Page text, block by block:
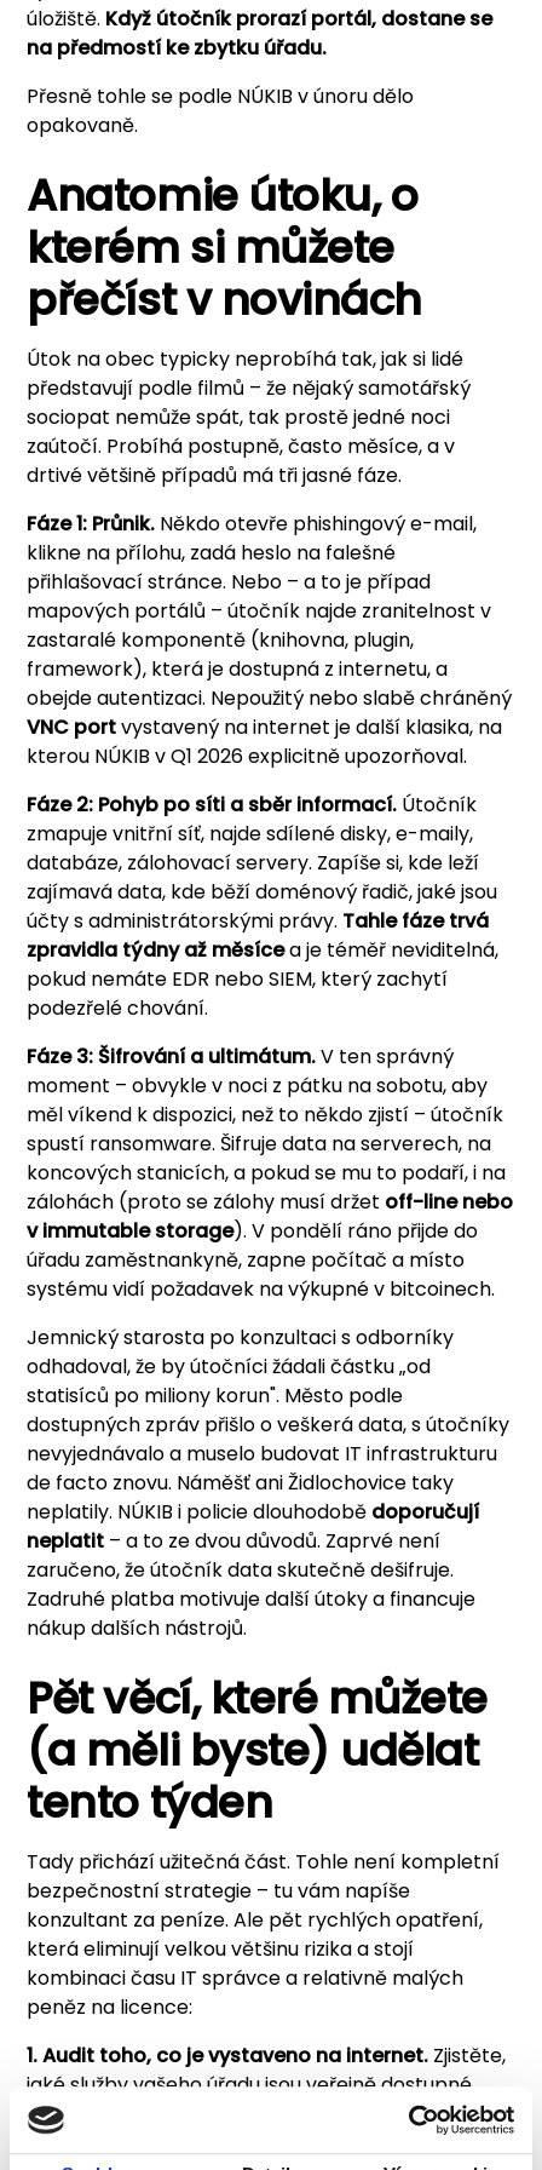
úložiště. Když útočník prorazí portál, dostane se
na předmostí ke zbytku úřadu.
Přesně tohle se podle NÚKIB v únoru dělo
opakovaně.
Anatomie útoku, o
kterém si můžete
přečíst v novinách
Útok na obec typicky neprobíhá tak, jak si lidé
představují podle filmů – že nějaký samotářský
sociopat nemůže spát, tak prostě jedné noci
zaútočí. Probíhá postupně, často měsíce, a v
drtivé většině případů má tři jasné fáze.
Fáze 1: Průnik. Někdo otevře phishingový e-mail,
klikne na přílohu, zadá heslo na falešné
přihlašovací stránce. Nebo – a to je případ
mapových portálů – útočník najde zranitelnost v
zastaralé komponentě (knihovna, plugin,
framework), která je dostupná z internetu, a
obejde autentizaci. Nepoužitý nebo slabě chráněný
VNC portvystavený na internet je další klasika, na
kterou NÚKIB v Q1 2026 explicitně upozorňoval.
Fáze 2: Pohyb po síti a sběr informací. Útočník
zmapuje vnitřní síť, najde sdílené disky, e-maily,
databáze, zálohovací servery. Zapíše si, kde leží
zajímavá data, kde běží doménový řadič, jaké jsou
účty s administrátorskými právy. Tahle fáze trvá
zpravidla týdny až měsícea je téměř neviditelná,
pokud nemáte EDR nebo SIEM, který zachytí
podezřelé chování.
Fáze 3: Šifrování a ultimátum.V ten správný
moment – obvykle v noci z pátku na sobotu, aby
měl víkend k dispozici, než to někdo zjistí – útočník
spustí ransomware. Šifruje data na serverech, na
koncových stanicích, a pokud se mu to podaří, i na
zálohách (proto se zálohy musí držet off-line nebo
v immutable storage). V pondělí ráno přijde do
úřadu zaměstnankyně, zapne počítač a místo
systému vidí požadavek na výkupné v bitcoinech.
Jemnický starosta po konzultaci s odborníky
odhadoval, že by útočníci žádali částku „od
statisíců po miliony korun". Město podle
dostupných zpráv přišlo o veškerá data, s útočníky
nevyjednávalo a muselo budovat IT infrastrukturu
de facto znovu. Náměšť ani Židlochovice taky
neplatily. NÚKIB i policie dlouhodobě doporučují
neplatit – a to ze dvou důvodů. Zaprvé není
zaručeno, že útočník data skutečně dešifruje.
Zadruhé platba motivuje další útoky a financuje
nákup dalších nástrojů.
Pět věcí, které můžete
(a měli byste) udělat
tento týden
Tady přichází užitečná část. Tohle není kompletní
bezpečnostní strategie – tu vám napíše
konzultant za peníze. Ale pět rychlých opatření,
která eliminují velkou většinu rizika a stojí
kombinaci času IT správce a relativně malých
peněz na licence:
1. Audit toho, co je vystaveno na internet. Zjistěte,
jaké služby vašeho úřadu jsou veřejně dostupné.
Web, mapový portál, e-mail server, případně VPN
brány. Vše ostatní – RDP, VNC, databázové porty,